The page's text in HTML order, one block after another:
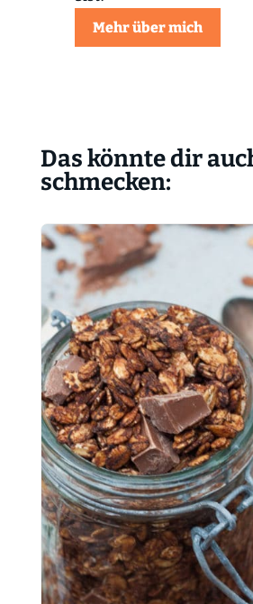
Mehr über mich
Das könnte dir
schmecken: